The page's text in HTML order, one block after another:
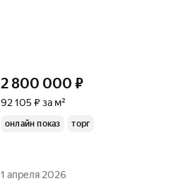
2 800 000 ₽
92 105 ₽ за м²
онлайн показ торг
1 апреля 2026